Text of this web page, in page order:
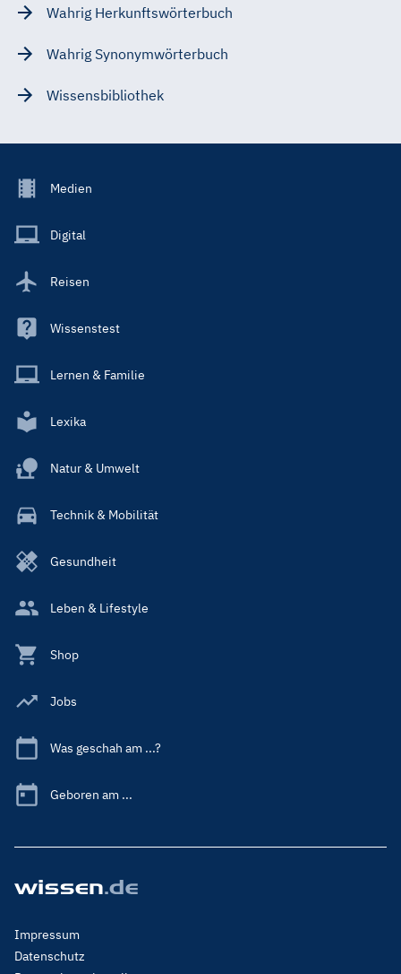
Wahrig Herkunftswörterbuch
Wahrig Synonymwörterbuch
Wissensbibliothek
Footer
Main
Medien
Digital
Reisen
Wissenstest
Lernen & Familie
Lexika
Natur & Umwelt
Technik & Mobilität
Gesundheit
Leben & Lifestyle
Shop
Jobs
Was geschah am ...?
Geboren am ...
Footer
Menu
Impressum
Datenschutz